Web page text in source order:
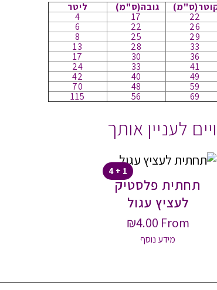
ליטר (ס"מ)גובה
4
17
22
6
22
26
8
25
29
13
28
33
17
30
36
24
33
41
42
40
49
70
48
59
115
56 69
לעניין אותך
1 + 4
תחתית פלסטיק
לעציץ עגול
From
₪4.00
מידע נוסף